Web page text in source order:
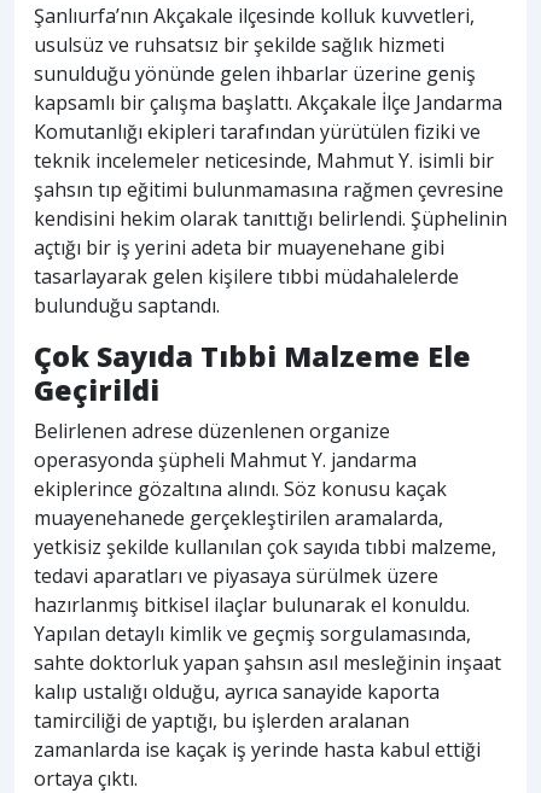
Şanlıurfa’nın Akçakale ilçesinde kolluk kuvvetleri,
usulsüz ve ruhsatsız bir şekilde sağlık hizmeti
sunulduğu yönünde gelen ihbarlar üzerine geniş
kapsamlı bir çalışma başlattı. Akçakale İlçe Jandarma
Komutanlığı ekipleri tarafından yürütülen fiziki ve
teknik incelemeler neticesinde, Mahmut Y. isimli bir
şahsın tıp eğitimi bulunmamasına rağmen çevresine
kendisini hekim olarak tanıttığı belirlendi. Şüphelinin
açtığı bir iş yerini adeta bir muayenehane gibi
tasarlayarak gelen kişilere tıbbi müdahalelerde
bulunduğu saptandı.
Çok Sayıda Tıbbi Malzeme Ele
Geçirildi
Belirlenen adrese düzenlenen organize
operasyonda şüpheli Mahmut Y. jandarma
ekiplerince gözaltına alındı. Söz konusu kaçak
muayenehanede gerçekleştirilen aramalarda,
yetkisiz şekilde kullanılan çok sayıda tıbbi malzeme,
tedavi aparatları ve piyasaya sürülmek üzere
hazırlanmış bitkisel ilaçlar bulunarak el konuldu.
Yapılan detaylı kimlik ve geçmiş sorgulamasında,
sahte doktorluk yapan şahsın asıl mesleğinin inşaat
kalıp ustalığı olduğu, ayrıca sanayide kaporta
tamirciliği de yaptığı, bu işlerden aralanan
zamanlarda ise kaçak iş yerinde hasta kabul ettiği
ortaya çıktı.